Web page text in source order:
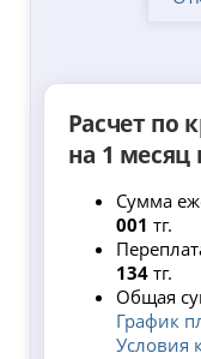
Расчет по
на 1 месяц
Сумма
001 тг.
134тг.
Общая
График
Условия